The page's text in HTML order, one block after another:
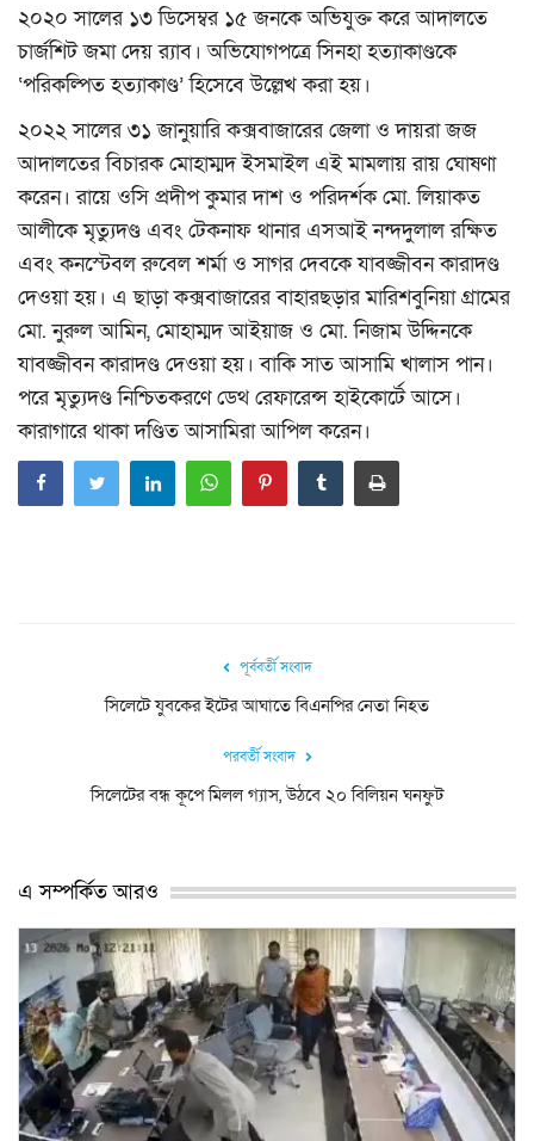
আমাদের পরিবার
২০২০ সালের ১৩ ডিসেম্বর ১৫ জনকে অভিযুক্ত করে আদালতে
চার্জশিট জমা দেয় র‌্যাব। অভিযোগপত্রে সিনহা হত্যাকাণ্ডকে
‘পরিকল্পিত হত্যাকাণ্ড’ হিসেবে উল্লেখ করা হয়।
২০২২ সালের ৩১ জানুয়ারি কক্সবাজারের জেলা ও দায়রা জজ
আদালতের বিচারক মোহাম্মদ ইসমাইল এই মামলায় রায় ঘোষণা
করেন। রায়ে ওসি প্রদীপ কুমার দাশ ও পরিদর্শক মো. লিয়াকত
আলীকে মৃত্যুদণ্ড এবং টেকনাফ থানার এসআই নন্দদুলাল রক্ষিত
এবং কনস্টেবল রুবেল শর্মা ও সাগর দেবকে যাবজ্জীবন কারাদণ্ড
দেওয়া হয়। এ ছাড়া কক্সবাজারের বাহারছড়ার মারিশবুনিয়া গ্রামের
মো. নুরুল আমিন, মোহাম্মদ আইয়াজ ও মো. নিজাম উদ্দিনকে
যাবজ্জীবন কারাদণ্ড দেওয়া হয়। বাকি সাত আসামি খালাস পান।
পরে মৃত্যুদণ্ড নিশ্চিতকরণে ডেথ রেফারেন্স হাইকোর্টে আসে।
কারাগারে থাকা দণ্ডিত আসামিরা আপিল করেন।
পূর্ববর্তী সংবাদ
সিলেটে যুবকের ইটের আঘাতে বিএনপির নেতা নিহত
পরবর্তী সংবাদ
সিলেটের বন্ধ কূপে মিলল গ্যাস, উঠবে ২০ বিলিয়ন ঘনফুট
এ সম্পর্কিত আরও